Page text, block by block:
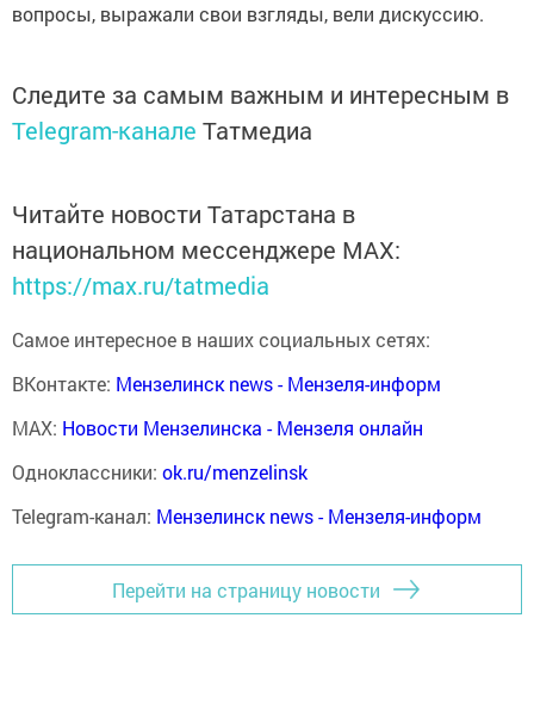
вопросы, выражали свои взгляды, вели дискуссию.
Следите за самым важным и интересным в
Telegram-канале Татмедиа
Читайте новости Татарстана в
национальном мессенджере MАХ:
https://max.ru/tatmedia
Самое интересное в наших социальных сетях:
ВКонтакте: Мензелинск news - Мензеля-информ
MAX: Новости Мензелинска - Мензеля онлайн
Одноклассники: ok.ru/menzelinsk
Telegram-канал: Мензелинск news - Мензеля-информ
Перейти на страницу новости